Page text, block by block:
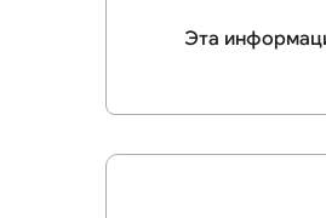
Эта